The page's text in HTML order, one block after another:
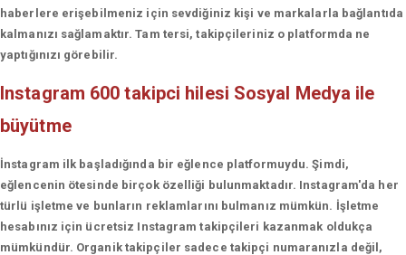
haberlere erişebilmeniz için sevdiğiniz kişi ve markalarla bağlantıda
kalmanızı sağlamaktır. Tam tersi, takipçileriniz o platformda ne
yaptığınızı görebilir.
Instagram 600 takipci hilesi Sosyal Medya ile
büyütme
İnstagram ilk başladığında bir eğlence platformuydu. Şimdi,
eğlencenin ötesinde birçok özelliği bulunmaktadır. Instagram'da her
türlü işletme ve bunların reklamlarını bulmanız mümkün. İşletme
hesabınız için ücretsiz Instagram takipçileri kazanmak oldukça
mümkündür. Organik takipçiler sadece takipçi numaranızla değil,